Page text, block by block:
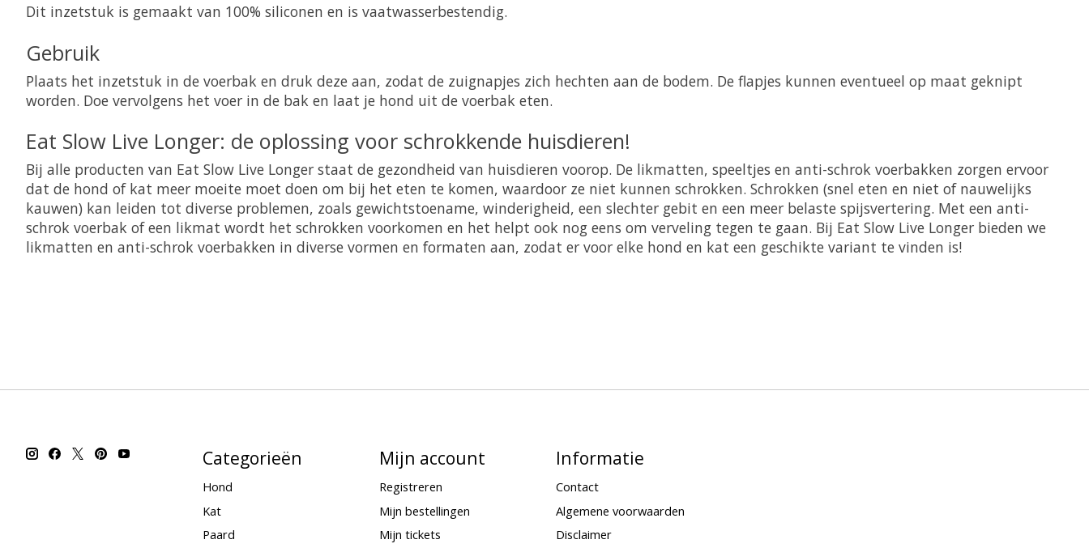
Dit inzetstuk is gemaakt van 100% siliconen en is vaatwasserbestendig.
Gebruik
Plaats het inzetstuk in de voerbak en druk deze aan, zodat de zuignapjes zich hechten aan de bodem. De flapjes kunnen eventueel op maat geknipt
worden. Doe vervolgens het voer in de bak en laat je hond uit de voerbak eten.
Eat Slow Live Longer: de oplossing voor schrokkende huisdieren!
Bij alle producten van Eat Slow Live Longer staat de gezondheid van huisdieren voorop. De likmatten, speeltjes en anti-schrok voerbakken zorgen ervoor
dat de hond of kat meer moeite moet doen om bij het eten te komen, waardoor ze niet kunnen schrokken. Schrokken (snel eten en niet of nauwelijks
kauwen) kan leiden tot diverse problemen, zoals gewichtstoename, winderigheid, een slechter gebit en een meer belaste spijsvertering. Met een anti-
schrok voerbak of een likmat wordt het schrokken voorkomen en het helpt ook nog eens om verveling tegen te gaan. Bij Eat Slow Live Longer bieden we
likmatten en anti-schrok voerbakken in diverse vormen en formaten aan, zodat er voor elke hond en kat een geschikte variant te vinden is!
Categorieën
Hond
Kat
Paard
Mijn account
Registreren
Mijn bestellingen
Mijn tickets
Informatie
Contact
Algemene voorwaarden
Disclaimer